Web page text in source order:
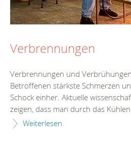
Verbrennungen
Verbrennungen und
Betroffenen stärkste Schmerzen
Schock einher. Aktuelle
zeigen, dass man durch das Kühlen
Weiterlesen